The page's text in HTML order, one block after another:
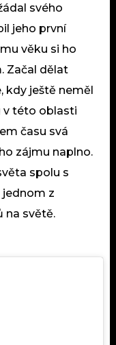
svého
jeho první
věku si ho
Začal dělat
kdy ještě neměl
v této oblasti
času svá
zájmu naplno.
spolu s
z
na světě.